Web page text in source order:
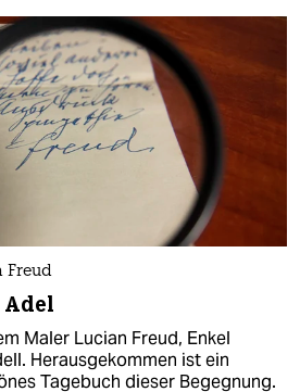
Freud
Maler Lucian Freud, Enkel
Herausgekommen ist ein
Tagebuch dieser Begegnung.